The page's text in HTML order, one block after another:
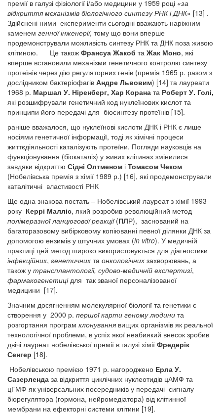
премії в галузі фізіології і/або медицини у 1959 році «за
відкриття механізмів біологічного синтезу РНК і ДНК» [13] .
Здійснені ними експерименти сьогодні вважають наріжним
каменем генної інженерії, тому що вони вперше
продемонстрували можливість синтезу РНК та ДНК поза живою
клітиною. Це також Франсуа Жакоб та Жак Моно, які
вперше встановили механізми генетичного контролю синтезу
протеїнів через дію регуляторних генів (премія 1965 р. разом з
дослідником бактеріофагів Андре Львовим) [14] та лауреати
1968 р. Маршал У. Ніренберг, Хар Корана та Роберт У. Голі,
які розшифрували генетичний код нуклеїнових кислот та
принципи його передачі для біосинтезу протеїнів [15].
раніше вважалося, що нуклеїнові кислоти ДНК і РНК є лише
носіями генетичної інформації, тоді як хімічні процеси
життєдіяльності каталізують протеїни. Погляди науковців на
функціонування (біокаталіз) у живих клітинах змінилися
завдяки відкриттю Сідні Олтменом і Томасом Чеком
(Нобелівська премія з хімії 1989 р.) [16], які продемонстрували
каталітичні властивості РНК
Ще одна знакова постать – Нобелівський лауреат з хімії 1993
року Керрі Малліс, який розробив революційний метод
полімеразної ланцюгової реакції(ПЛР), заснований на
багаторазовому вибірковому копіюванні певної ділянки ДНК за
допомогою ензимів у штучних умовах (in vitro). У медичній
практиці цей метод широко використовується для діагностики
інфекційних, генетичних та онкологічних захворювань, а
також у трансплантології, судово-медичній експертизі,
фармакогенетиці для так званої персоналізованої
медицини [17].
Значним досягненням молекулярної біології та генетики є
створення у 2000 р. першої карти геному людини та
розгортання програм клонування вищих організмів як реальної
технологічної проблеми, в успіх якої неабиякий внесок зробив
двічі лауреат нобелівської премії в галузі хімії Фредерік
Сенгер [18].
Нобелівською премією 1971 р. нагороджено Ерла У.
Сазерленда за відкриття циклічних нуклеотидів цАМФ та
цГМФ як універсальних посередників у передачі сигналу
біорегулятора (гормона, нейромедіатора) від клітинної
мембрани на ефекторні системи клітини [19].